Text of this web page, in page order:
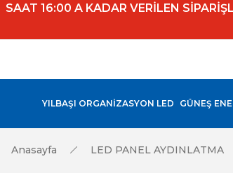
SAAT 16:00 A KADAR VERİLEN
YILBAŞI ORGANİZASYON LED GÜNEŞ
Anasayfa LED PANEL AYDINLATMA